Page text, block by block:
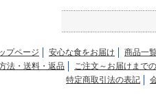
プページ 安心な食をお届け
商品一
法・送料・返品
ご注文～お届けまで
特定商取引法の表記